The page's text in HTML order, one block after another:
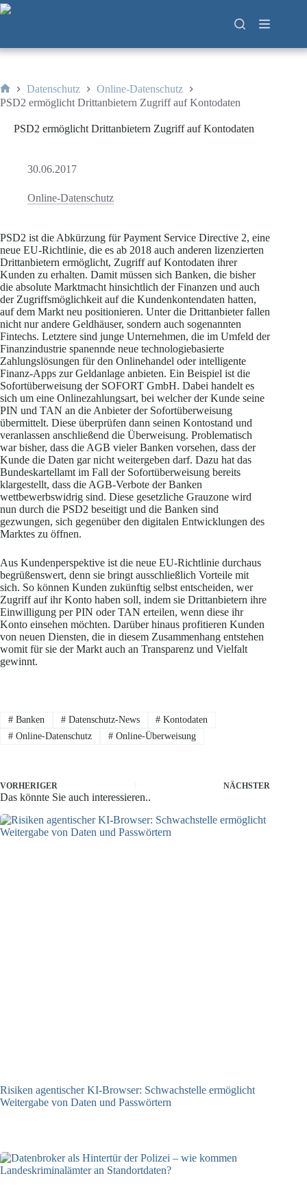
Zum
Inhalt
Start
Datenschutz
Online-Datenschutz
PSD2 ermöglicht Drittanbietern Zugriff auf Kontodaten
PSD2 ermöglicht Drittanbietern Zugriff auf Kontodaten
30.06.2017
Online-Datenschutz
PSD2 ist die Abkürzung für Payment Service Directive 2, eine
neue EU-Richtlinie, die es ab 2018 auch anderen lizenzierten
Drittanbietern ermöglicht, Zugriff auf Kontodaten ihrer
Kunden zu erhalten. Damit müssen sich Banken, die bisher
die absolute Marktmacht hinsichtlich der Finanzen und auch
der Zugriffsmöglichkeit auf die Kundenkontendaten hatten,
auf dem Markt neu positionieren. Unter die Drittanbieter fallen
nicht nur andere Geldhäuser, sondern auch sogenannten
Fintechs. Letztere sind junge Unternehmen, die im Umfeld der
Finanzindustrie spanennde neue technologiebasierte
Zahlungslösungen für den Onlinehandel oder intelligente
Finanz-Apps zur Geldanlage anbieten. Ein Beispiel ist die
Sofortüberweisung der SOFORT GmbH. Dabei handelt es
sich um eine Onlinezahlungsart, bei welcher der Kunde seine
PIN und TAN an die Anbieter der Sofortüberweisung
übermittelt. Diese überprüfen dann seinen Kontostand und
veranlassen anschließend die Überweisung. Problematisch
war bisher, dass die AGB vieler Banken vorsehen, dass der
Kunde die Daten gar nicht weitergeben darf. Dazu hat das
Bundeskartellamt im Fall der Sofortüberweisung bereits
klargestellt, dass die AGB-Verbote der Banken
wettbewerbswidrig sind. Diese gesetzliche Grauzone wird
nun durch die PSD2 beseitigt und die Banken sind
gezwungen, sich gegenüber den digitalen Entwicklungen des
Marktes zu öffnen.
Aus Kundenperspektive ist die neue EU-Richtlinie durchaus
begrüßenswert, denn sie bringt ausschließlich Vorteile mit
sich. So können Kunden zukünftig selbst entscheiden, wer
Zugriff auf ihr Konto haben soll, indem sie Drittanbietern ihre
Einwilligung per PIN oder TAN erteilen, wenn diese ihr
Konto einsehen möchten. Darüber hinaus profitieren Kunden
von neuen Diensten, die in diesem Zusammenhang entstehen
womit für sie der Markt auch an Transparenz und Vielfalt
gewinnt.
#Banken #Datenschutz-News # Kontodaten
#Online-Datenschutz #Online-Überweisung
VORHERIGER NÄCHSTER
Das könnte Sie auch interessieren..
Risiken agentischer KI-Browser: Schwachstelle ermöglicht
Weitergabe von Daten und Passwörtern